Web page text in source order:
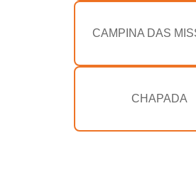
CAMPINA DAS
CHAPADA